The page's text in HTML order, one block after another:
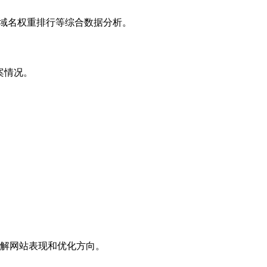
权重排行等综合数据分析。
况。
网站表现和优化方向。